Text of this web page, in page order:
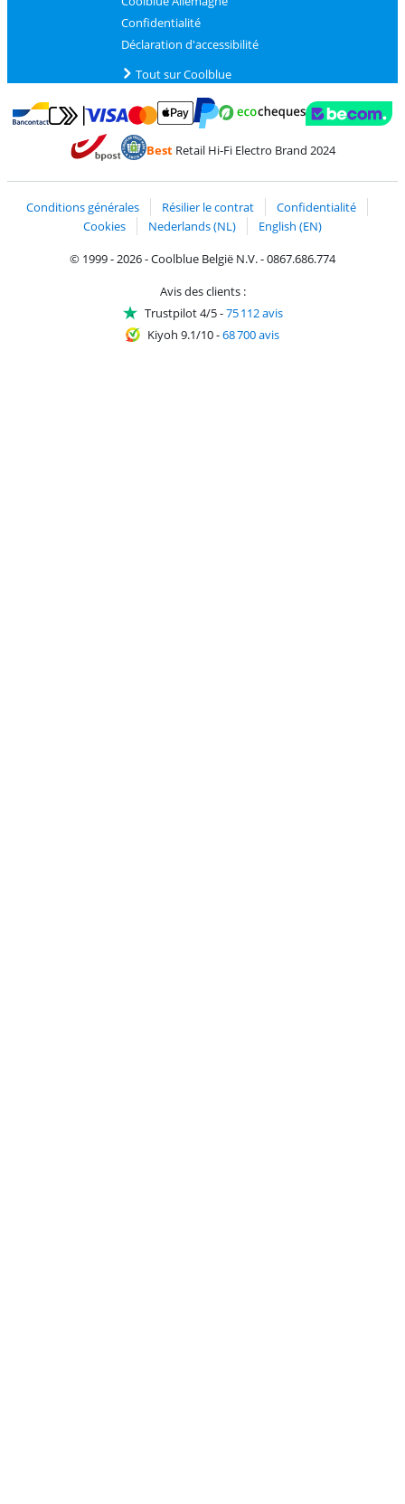
Confidentialité
Déclaration d'accessibilité
Tout sur Coolblue
Payer avec Bancontact
Payer avec MasterCard et Visa via ClickToPay
BestRetail Hi-Fi Electro Brand 2024
Conditions générales Résilier le contrat
Confidentialité
Cookies
Nederlands (NL)
English (EN)
© 1999 - 2026 - Coolblue België N.V. - 0867.686.774
Avis des clients :
Trustpilot 4/5-75 112 avis
Kiyoh 9.1/10-68 700 avis